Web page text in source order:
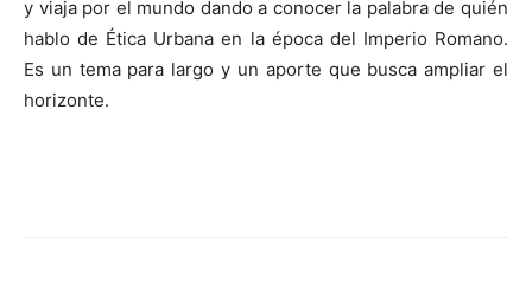
y viaja por el mundo dando a conocer la palabra de quién
hablo de Ética Urbana en la época del Imperio Romano.
Es un tema para largo y un aporte que busca ampliar el
horizonte.